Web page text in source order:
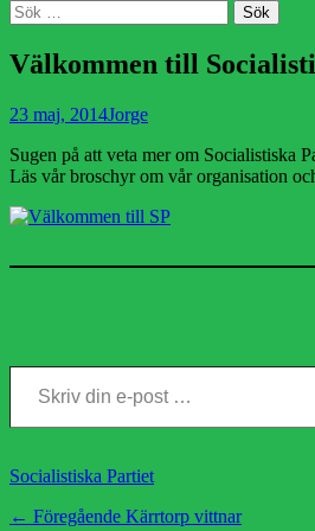
Sök
Sök
efter:
Välkommen till
Publicerad
23 maj, 2014Författare
Jorge
Sugen på att veta mer om Socialistiska
Läs vår broschyr om vår organisation
Skriv din e-post …
Kategorier
Socialistiska Partiet
Inläggsnavigering
← Föregående Föregående
Kärrtorp vittnar